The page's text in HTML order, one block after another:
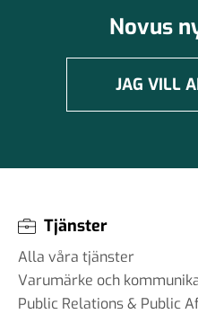
Novus
JAG VILL
Tjänster
Alla våra tjänster
Varumärke och
Public Relations & Public